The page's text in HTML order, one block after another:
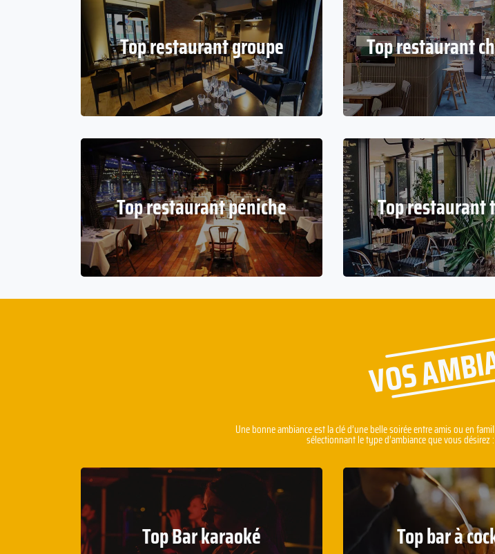
Top restaurant groupe Top restaurant
Top restaurant péniche Top restaurant
VOS
Une bonne ambiance est la clé d’une belle soirée entre amis ou en
sélectionnant le type d’ambiance que vous désirez
Top Bar karaoké Top bar à